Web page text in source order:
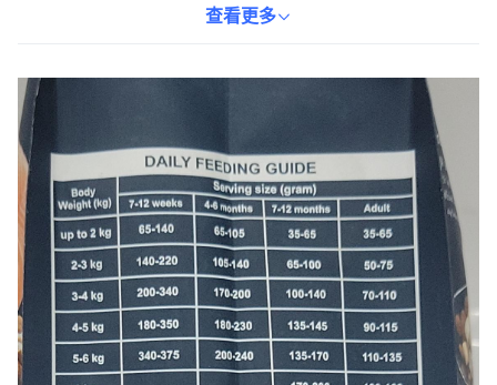
酸，有助於維持貓咪皮膚健康和毛髮亮麗。此外，本產品不含人工
查看更多